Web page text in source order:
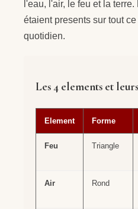
l'eau, l'air, le feu et la
étaient presents sur tout
quotidien.
Les 4 elements et
Element Forme
Feu Triangle
Air Rond